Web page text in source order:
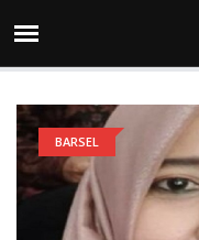
BARSEL